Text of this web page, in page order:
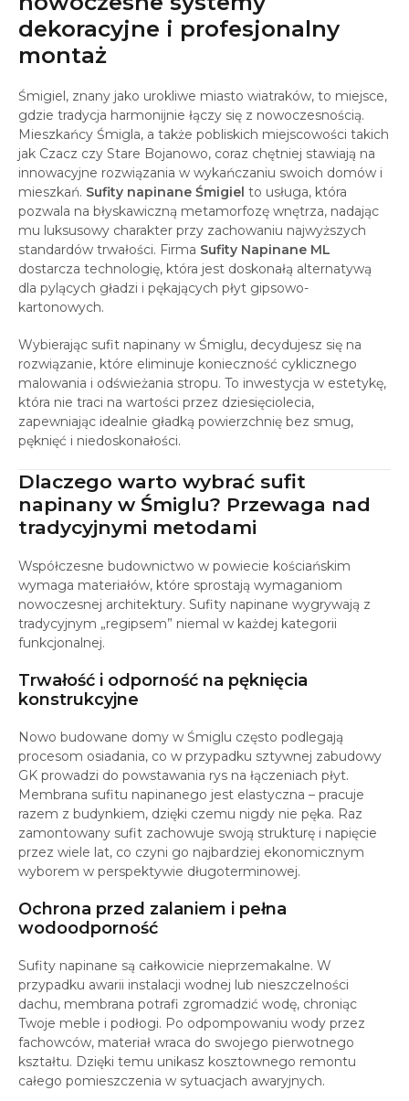
dekoracyjne i profesjonalny
montaż
Śmigiel, znany jako urokliwe miasto wiatraków, to miejsce,
gdzie tradycja harmonijnie łączy się z nowoczesnością.
Mieszkańcy Śmigla, a także pobliskich miejscowości takich
jak Czacz czy Stare Bojanowo, coraz chętniej stawiają na
innowacyjne rozwiązania w wykańczaniu swoich domów i
mieszkań. Sufity napinane Śmigiel to usługa, która
pozwala na błyskawiczną metamorfozę wnętrza, nadając
mu luksusowy charakter przy zachowaniu najwyższych
standardów trwałości. Firma Sufity Napinane ML
dostarcza technologię, która jest doskonałą alternatywą
dla pylących gładzi i pękających płyt gipsowo-
kartonowych.
Wybierając sufit napinany w Śmiglu, decydujesz się na
rozwiązanie, które eliminuje konieczność cyklicznego
malowania i odświeżania stropu. To inwestycja w estetykę,
która nie traci na wartości przez dziesięciolecia,
zapewniając idealnie gładką powierzchnię bez smug,
pęknięć i niedoskonałości.
Dlaczego warto wybrać sufit
napinany w Śmiglu? Przewaga nad
tradycyjnymi metodami
Współczesne budownictwo w powiecie kościańskim
wymaga materiałów, które sprostają wymaganiom
nowoczesnej architektury. Sufity napinane wygrywają z
tradycyjnym „regipsem” niemal w każdej kategorii
funkcjonalnej.
Trwałość i odporność na pęknięcia
konstrukcyjne
Nowo budowane domy w Śmiglu często podlegają
procesom osiadania, co w przypadku sztywnej zabudowy
GK prowadzi do powstawania rys na łączeniach płyt.
Membrana sufitu napinanego jest elastyczna – pracuje
razem z budynkiem, dzięki czemu nigdy nie pęka. Raz
zamontowany sufit zachowuje swoją strukturę i napięcie
przez wiele lat, co czyni go najbardziej ekonomicznym
wyborem w perspektywie długoterminowej.
Ochrona przed zalaniem i pełna
wodoodporność
Sufity napinane są całkowicie nieprzemakalne. W
przypadku awarii instalacji wodnej lub nieszczelności
dachu, membrana potrafi zgromadzić wodę, chroniąc
Twoje meble i podłogi. Po odpompowaniu wody przez
fachowców, materiał wraca do swojego pierwotnego
kształtu. Dzięki temu unikasz kosztownego remontu
całego pomieszczenia w sytuacjach awaryjnych.